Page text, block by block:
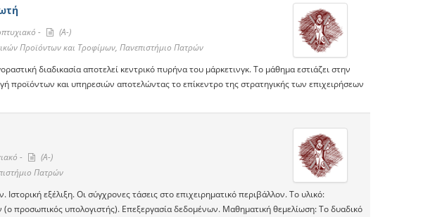
-
(A-)
Προϊόντων και Τροφίμων, Πανεπιστήμιο Πατρών
διαδικασία αποτελεί κεντρικό πυρήνα του μάρκετινγκ. Το μάθημα εστιάζει στην
προϊόντων και υπηρεσιών αποτελώντας το επίκεντρο της στρατηγικής των επιχειρήσεων
-
(A-)
Πατρών
εξέλιξη. Οι σύγχρονες τάσεις στο επιχειρηματικό περιβάλλον. Το υλικό:
(ο προσωπικός υπολογιστής). Επεξεργασία δεδομένων. Μαθηματική θεμελίωση: Το δυαδικό